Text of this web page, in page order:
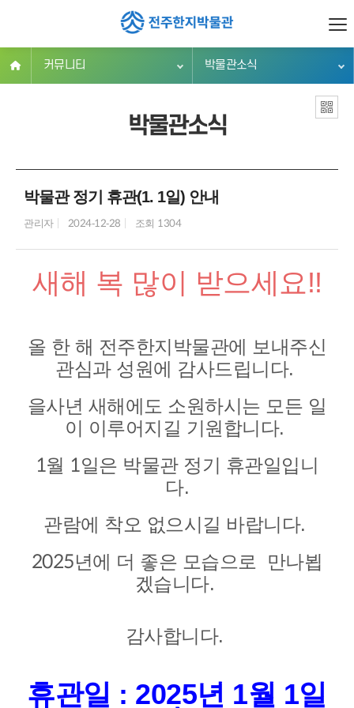
커뮤니티 박물관소식
박물관소식
박물관 정기 휴관(1. 1일) 안내
관리자 2024-12-28 조회 1304
새해 복 많이 받으세요!!
올 한 해 전주한지박물관에 보내주신
관심과 성원에 감사드립니다.
을사년 새해에도 소원하시는 모든 일
이 이루어지길 기원합니다.
1월 1일은 박물관 정기 휴관일입니
다.
관람에 착오 없으시길 바랍니다.
2025년에 더 좋은 모습으로 만나뵙
겠습니다.
감사합니다.
휴관일 : 2025년 1월 1일